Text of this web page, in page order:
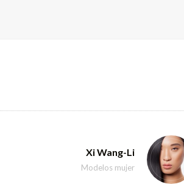
Xi Wang-Li
Modelos mujer